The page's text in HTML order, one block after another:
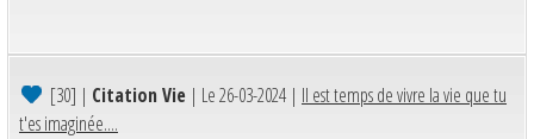
[30] | Citation Vie | Le 26-03-2024 | Il est temps de vivre la vie que tu
t'es imaginée....